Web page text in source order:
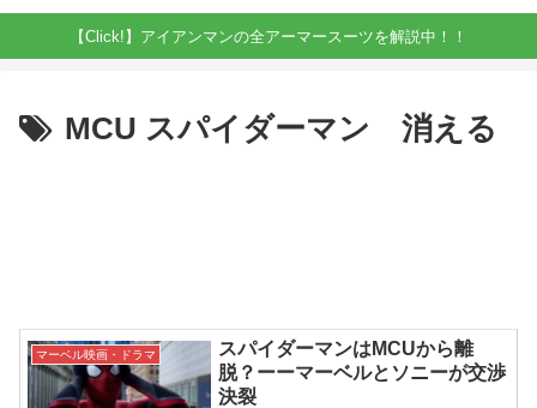
【Click!】アイアンマンの全アーマースーツを解説中！！
MCU スパイダーマン 消える
マーベル映画・ドラマ
スパイダーマンはMCUから離
脱？ーーマーベルとソニーが交渉
決裂